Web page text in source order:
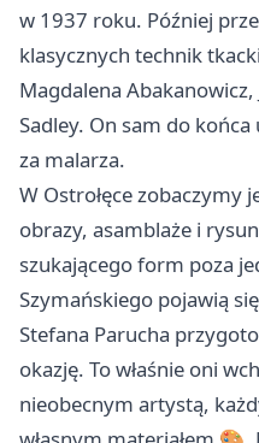
w 1937 roku. Później
klasycznych technik
Magdalena
Sadley. On sam do
za malarza.
W Ostrołęce zobaczymy
obrazy, asamblaże i
szukającego form poza
Szymańskiego pojawią
Stefana Parucha
okazję. To właśnie oni
nieobecnym artystą,